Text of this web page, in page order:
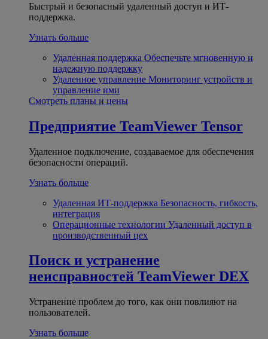
Быстрый и безопасный удаленный доступ и ИТ-
поддержка.
Узнать больше
Удаленная поддержка Обеспечьте мгновенную и
надежную поддержку
Удаленное управление Мониторинг устройств и
управление ими
Смотреть планы и цены
Предприятие TeamViewer Tensor
Удаленное подключение, создаваемое для обеспечения
безопасности операций.
Узнать больше
Удаленная ИТ-поддержка Безопасность, гибкость,
интеграция
Операционные технологии Удаленный доступ в
производственный цех
Поиск и устранение
неисправностей TeamViewer DEX
Устранение проблем до того, как они повлияют на
пользователей.
Узнать больше